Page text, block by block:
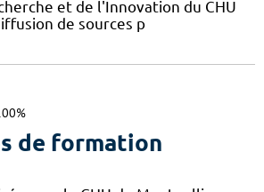
et de l'Innovation du CHU
de sources p
de formation